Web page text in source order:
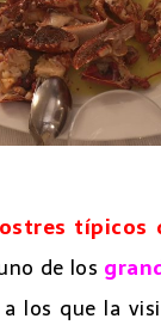
típicos
de los
a los que la